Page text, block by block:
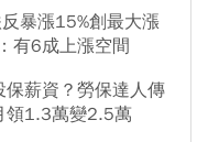
暴漲15%創最大漲
有6成上漲空間
薪資？勞保達人傳
領1.3萬變2.5萬